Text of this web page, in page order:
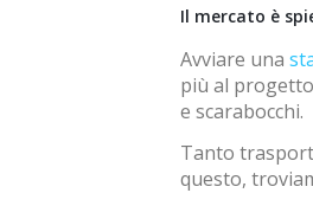
Il mercato è
Avviare una
più al
e scarabocchi.
Tanto
questo,